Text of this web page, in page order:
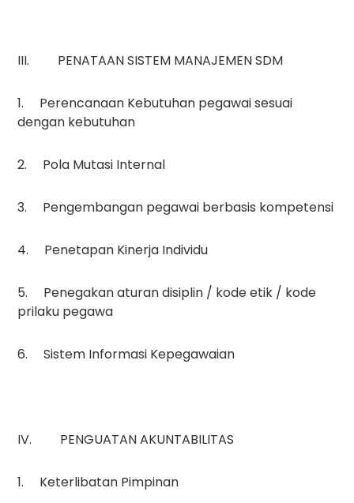
III. PENATAAN SISTEM MANAJEMEN SDM
1. Perencanaan Kebutuhan pegawai sesuai
dengan kebutuhan
2. Pola Mutasi Internal
3. Pengembangan pegawai berbasis kompetensi
4. Penetapan Kinerja Individu
5. Penegakan aturan disiplin / kode etik / kode
prilaku pegawa
6. Sistem Informasi Kepegawaian
IV. PENGUATAN AKUNTABILITAS
1. Keterlibatan Pimpinan